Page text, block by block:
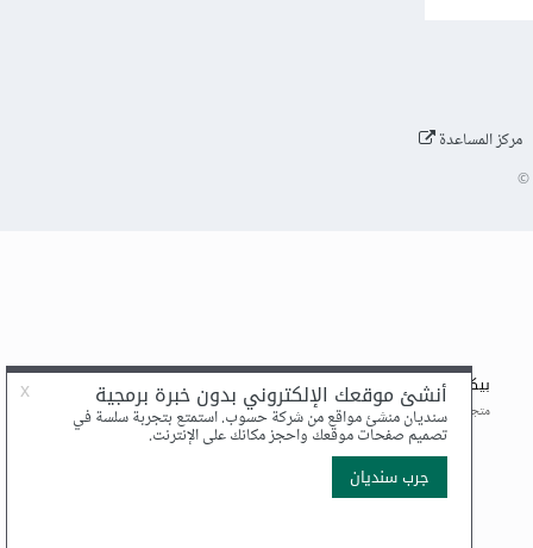
مركز المساعدة
©